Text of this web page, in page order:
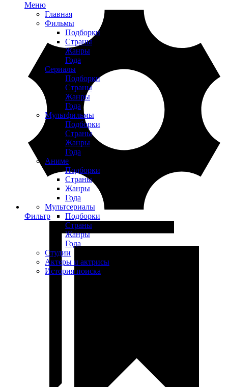
Меню
Главная
Фильмы
Подборки
Страны
Жанры
Года
Сериалы
Подборки
Страны
Жанры
Года
Мультфильмы
Подборки
Страны
Жанры
Года
Аниме
Подборки
Страны
Жанры
Года
Мультсериалы
Подборки
Страны
Жанры
Года
Студии
Актеры и актрисы
История поиска
Фильтр